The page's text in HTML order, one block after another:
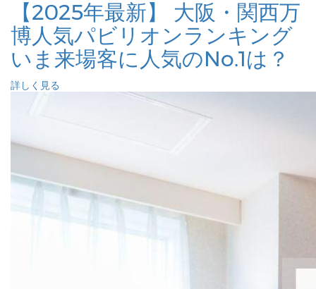
【2025年最新】 大阪・関西万
博人気パビリオンランキング
いま来場客に人気のNo.1は？
詳しく見る